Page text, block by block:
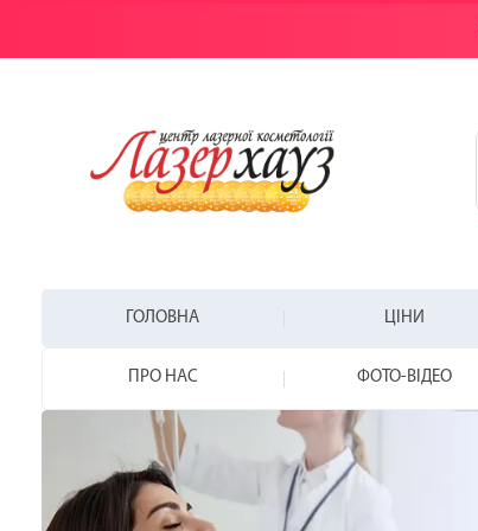
ГОЛОВНА ЦІНИ
ПРО НАС ФОТО-ВІДЕО